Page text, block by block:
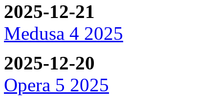
2025-12-21
Medusa 4 2025
2025-12-20
Opera 5 2025